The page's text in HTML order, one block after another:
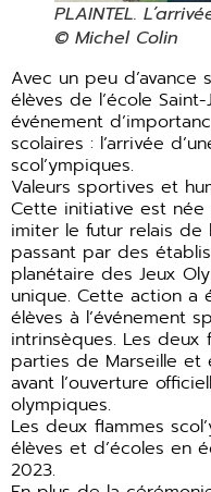
PLAINTEL.
© Michel Colin
Avec un peu
élèves de l’école
événement
scolaires : l’arrivée
scol’ympiques.
Valeurs sportives et
Cette initiative est née
imiter le futur relais de
passant par des
planétaire des Jeux
unique. Cette action a
élèves à l’événement
intrinsèques. Les deux
parties de Marseille et
avant l’ouverture
olympiques.
Les deux flammes
élèves et d’écoles en
2023.